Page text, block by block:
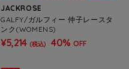
JACKROSE
GALFY/ガルフィー 仲子レースタ
ンク(WOMENS)
¥5,214 (税込) 40% OFF